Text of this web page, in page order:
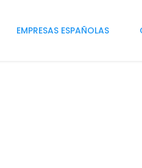
EMPRESAS ESPAÑOLAS